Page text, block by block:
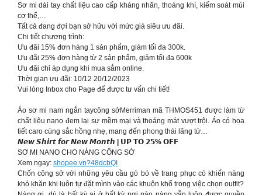
Sơ mi dài tay chất liệu cao cấp kháng nhăn, thoáng khí, kiểm soát mùi
cơ thể,…
Tất cả đang đợi bạn sở hữu với mức giá siêu ưu đãi.
Chi tiết chương trình:
Ưu đãi 15% đơn hàng 1 sản phẩm, giảm tối đa 300k.
Ưu đãi 25% đơn hàng từ 2 sản phẩm, giảm tối đa 600k
Ưu đãi chỉ áp dụng khi mua sắm online.
Thời gian ưu đãi: 10/12 20/12/2023
Vui lòng Inbox cho Page để được tư vấn chi tiết!
Áo sơ mi nam ngắn taycông sởMerriman mã THMOS451 được làm từ
chất liệu nano đem lại sự mềm mại và thoáng mát vượt trội. Áo có họa
tiết caro cùng sắc hồng nhẹ, mang đến phong thái lãng tử…
𝙉𝙚𝙬 𝙎𝙝𝙞𝙧𝙩 𝙛𝙤𝙧 𝙉𝙚𝙬 𝙈𝙤𝙣𝙩𝙝 | 𝗨𝗣 𝗧𝗢 𝟮𝟱% 𝗢𝗙𝗙
SƠ MI NANO CHO NÀNG CÔNG SỞ
Xem ngay: shopee.vn?48dcbQI
Chốn công sở với những yêu cầu gò bó về trang phục có khiến nàng
khó khăn khi luôn tự đặt mình vào các khuôn khổ trong việc chọn outfit?